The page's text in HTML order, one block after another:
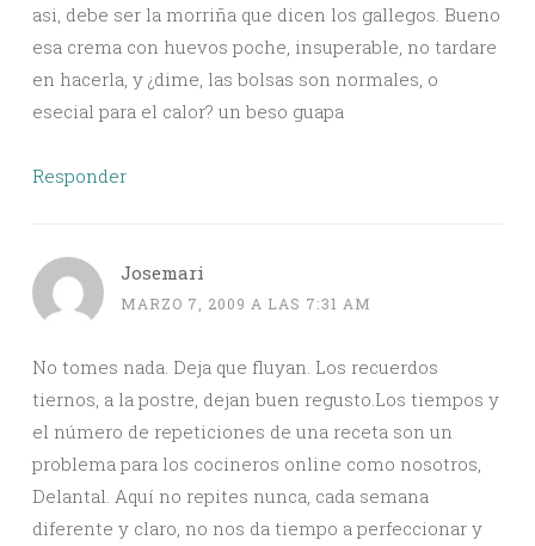
asi, debe ser la morriña que dicen los gallegos. Bueno
esa crema con huevos poche, insuperable, no tardare
en hacerla, y ¿dime, las bolsas son normales, o
esecial para el calor? un beso guapa
Responder
Josemari
MARZO 7, 2009 A LAS 7:31 AM
No tomes nada. Deja que fluyan. Los recuerdos
tiernos, a la postre, dejan buen regusto.Los tiempos y
el número de repeticiones de una receta son un
problema para los cocineros online como nosotros,
Delantal. Aquí no repites nunca, cada semana
diferente y claro, no nos da tiempo a perfeccionar y